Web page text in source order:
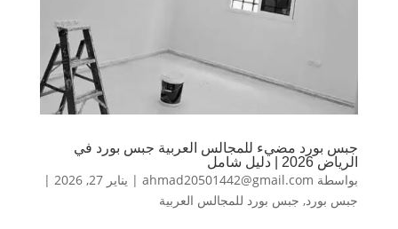
جبس بورد مضيء للمجالس العربية جبس بورد في
الرياض 2026 | دليل شامل
بواسطة ahmad20501442@gmail.com
| يناير 27, 2026
|
جبس بورد, جبس بورد للمجالس العربية